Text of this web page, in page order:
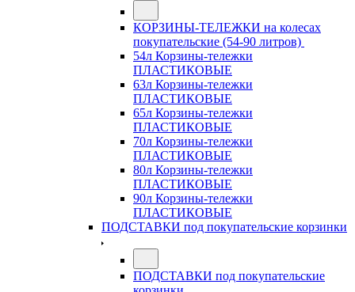
КОРЗИНЫ-ТЕЛЕЖКИ на колесах
покупательские (54-90 литров)
54л Корзины-тележки
ПЛАСТИКОВЫЕ
63л Корзины-тележки
ПЛАСТИКОВЫЕ
65л Корзины-тележки
ПЛАСТИКОВЫЕ
70л Корзины-тележки
ПЛАСТИКОВЫЕ
80л Корзины-тележки
ПЛАСТИКОВЫЕ
90л Корзины-тележки
ПЛАСТИКОВЫЕ
ПОДСТАВКИ под покупательские корзинки
ПОДСТАВКИ под покупательские